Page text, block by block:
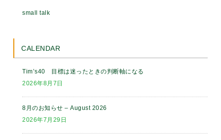
small talk
CALENDAR
Tim’s40 目標は迷ったときの判断軸になる
2026年8月7日
8月のお知らせ – August 2026
2026年7月29日